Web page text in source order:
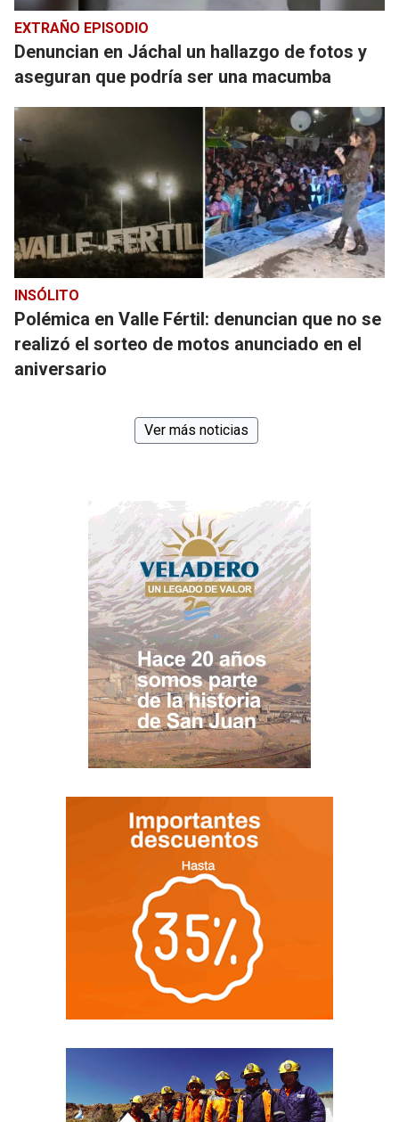
EXTRAÑO EPISODIO
Denuncian en Jáchal un hallazgo de fotos y
aseguran que podría ser una macumba
INSÓLITO
Polémica en Valle Fértil: denuncian que no se
realizó el sorteo de motos anunciado en el
aniversario
Ver más noticias